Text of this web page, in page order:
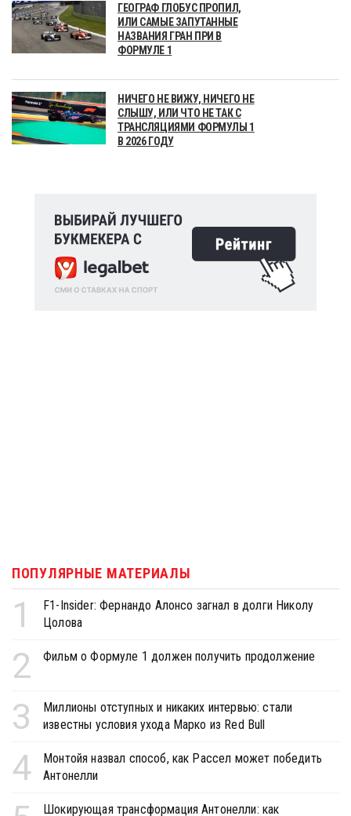
ГЕОГРАФ ГЛОБУС ПРОПИЛ,
ИЛИ САМЫЕ ЗАПУТАННЫЕ
НАЗВАНИЯ ГРАН ПРИ В
ФОРМУЛЕ 1
НИЧЕГО НЕ ВИЖУ, НИЧЕГО НЕ
СЛЫШУ, ИЛИ ЧТО НЕ ТАК С
ТРАНСЛЯЦИЯМИ ФОРМУЛЫ 1
В 2026 ГОДУ
ПОПУЛЯРНЫЕ МАТЕРИАЛЫ
1
F1-Insider: Фернандо Алонсо загнал в долги Николу
Цолова
2 Фильм о Формуле 1 должен получить продолжение
3
Миллионы отступных и никаких интервью: стали
известны условия ухода Марко из Red Bull
4
Монтойя назвал способ, как Рассел может победить
Антонелли
Шокирующая трансформация Антонелли: как